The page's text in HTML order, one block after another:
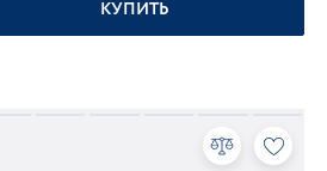
КУПИТЬ